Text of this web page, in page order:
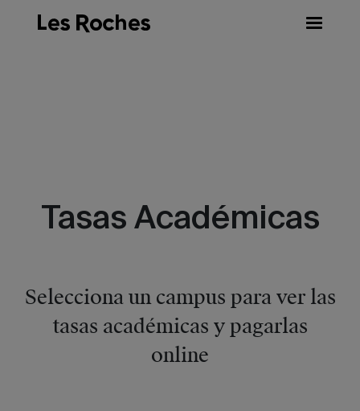
Tasas Académicas
Selecciona un campus para ver las
tasas académicas y pagarlas
online